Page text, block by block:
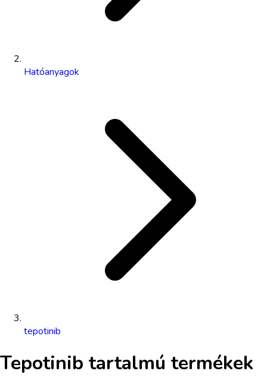
Hatóanyagok
tepotinib
Tepotinib tartalmú termékek